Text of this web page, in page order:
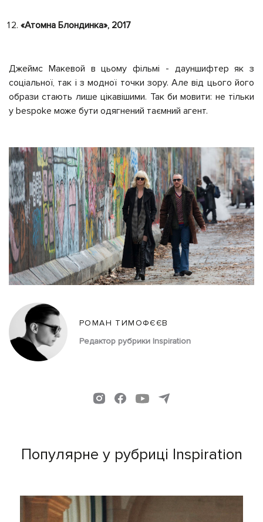
«Атомна Блондинка», 2017
Джеймс Макевой в цьому фільмі - дауншифтер як з
соціальної, так і з модної точки зору. Але від цього його
образи стають лише цікавішими. Так би мовити: не тільки
у bespoke може бути одягнений таємний агент.
РОМАН ТИМОФЄЄВ
Редактор рубрики Inspiration
Популярне у рубриці Inspiration